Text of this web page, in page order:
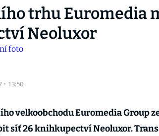
trhu Euromedia
Neoluxor
· 13:50
velkoobchodu Euromedia Group
síť 26 knihkupectví Neoluxor.